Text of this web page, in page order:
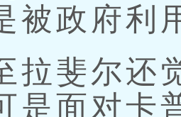
被政府利
斐尔还觉
是面对卡